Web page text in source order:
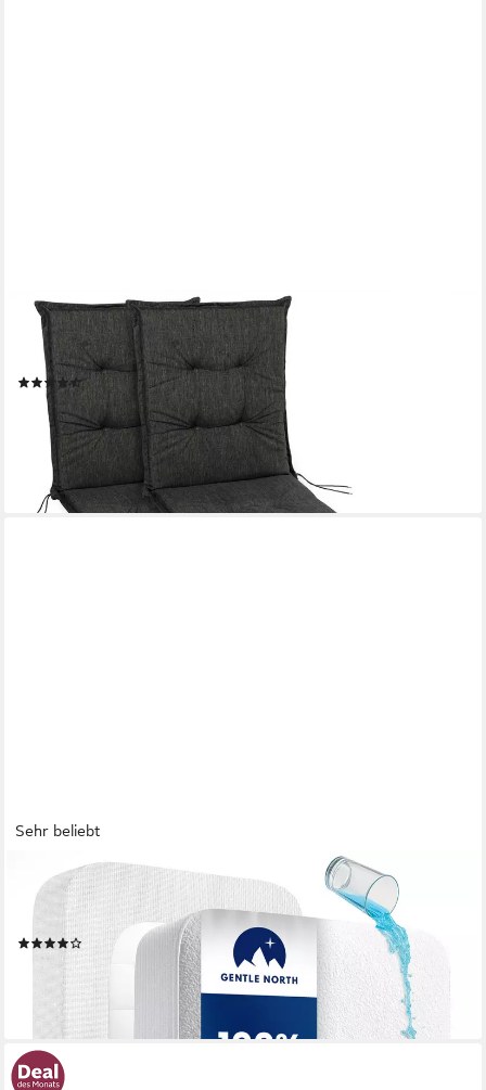
SUNNYPILLOW
Liegenauflage Polsterauflagen für Gartenliege 190 x 60 x 9cm, 2
Stück Anthrazit UV-Lichtecht
(39)
82,38 € 102,97 €
-20%
lieferbar - in 4-5 Werktagen bei dir
Sehr beliebt
GENTLE NORTH
Matratzenschoner Wasserdichter, atmungsaktiver
Matratzenschoner – leise & waschbar
ab 9,99 € 11,99 €
lieferbar - in 2-3 Werktagen bei dir